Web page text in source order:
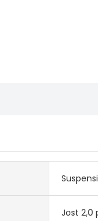
Jost 2,0